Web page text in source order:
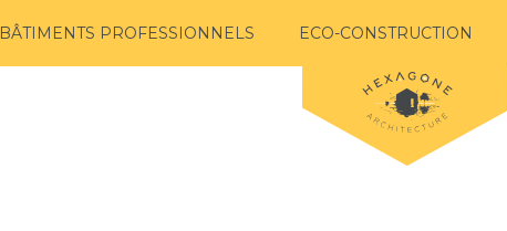
BÂTIMENTS PROFESSIONNELS ECO-CONSTRUCTION